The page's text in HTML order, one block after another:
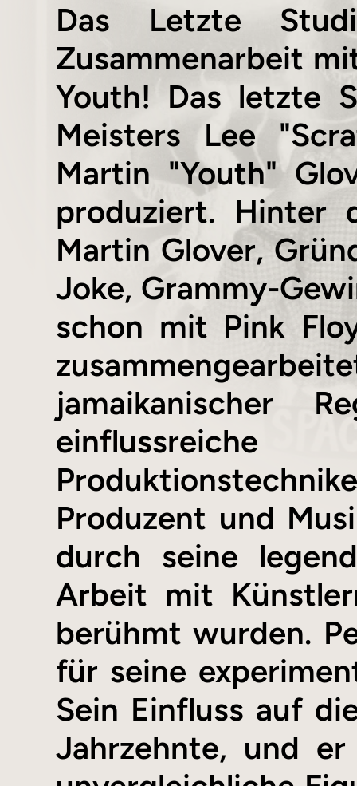
Das Letzte
Zusammenarbeit
Youth! Das letzte
Meisters Lee
Martin "Youth"
produziert. Hinter
Martin Glover,
Joke, Grammy-
schon mit Pink
jamaikanischer
Produzent und
durch seine
Arbeit mit
berühmt wurden.
für seine
Sein Einfluss auf
Jahrzehnte, und